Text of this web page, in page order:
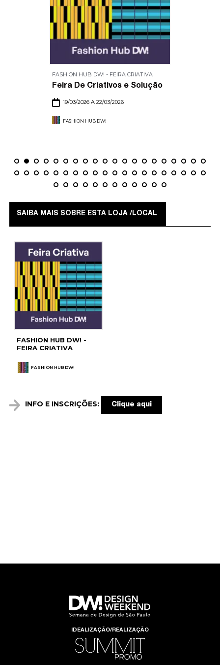
FASHION HUB DW! - FEIRA CRIATIVA
Feira De Criativos e Solução
19/03/2026 A 22/03/2026
FASHION HUB DW!
SAIBA MAIS SOBRE ESTA LOJA /LOCAL
FASHION HUB DW! -
FEIRA CRIATIVA
FASHION HUB DW!
INFO E INSCRIÇÕES: Clique aqui
IDEALIZAÇÃO/REALIZAÇÃO